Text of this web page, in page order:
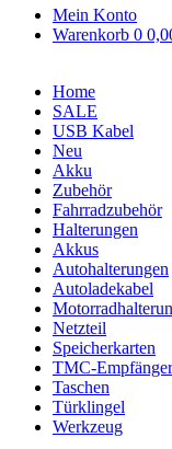
Mein Konto
Warenkorb 0
Home
SALE
USB Kabel
Neu
Akku
Zubehör
Fahrradzubehör
Halterungen
Akkus
Autohalterungen
Autoladekabel
Netzteil
Speicherkarten
TMC-Empfänger
Taschen
Türklingel
Werkzeug